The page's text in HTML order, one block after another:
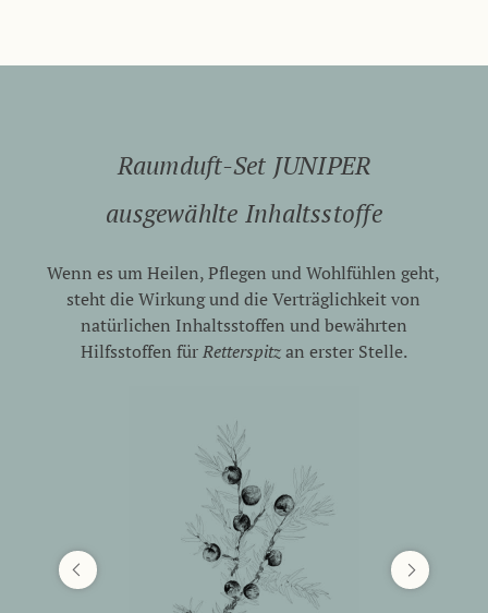
Raumduft-Set JUNIPER
ausgewählte Inhaltsstoffe
Wenn es um Heilen, Pflegen und Wohlfühlen geht,
steht die Wirkung und die Verträglichkeit von
natürlichen Inhaltsstoffen und bewährten
Hilfsstoffen fürRetterspitzan erster Stelle.